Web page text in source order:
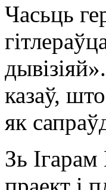
Часьць
казаў,
як
Зь